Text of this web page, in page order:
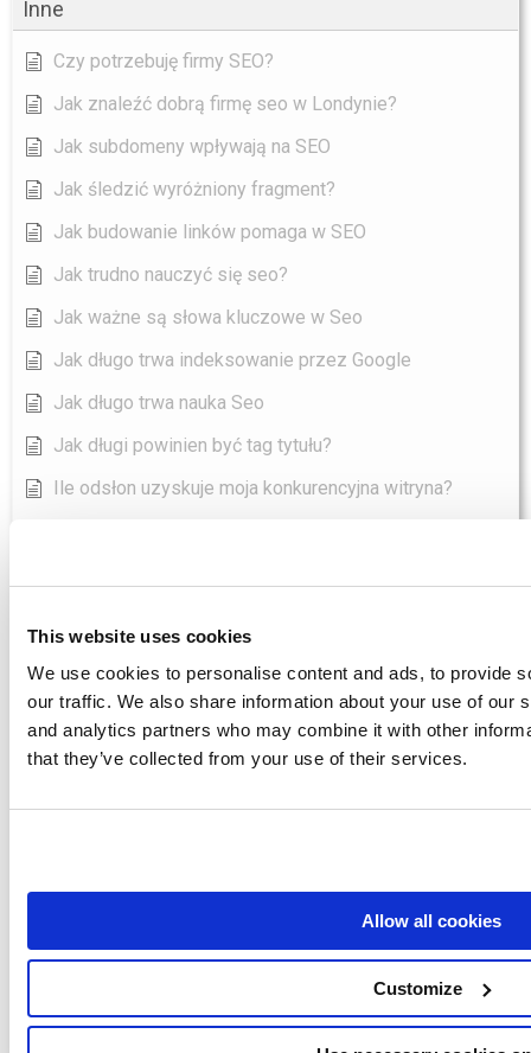
This website uses cookies
We use cookies to personalise content and ads, to provide
our traffic. We also share information about your use of our
and analytics partners who may combine it with other
that they’ve collected from your use of their services.
Allow all cookies
Customize
Inne
Czy potrzebuję firmy SEO?
Jak znaleźć dobrą firmę seo w Londynie?
Jak subdomeny wpływają na SEO
Jak śledzić wyróżniony fragment?
Jak budowanie linków pomaga w SEO
Jak trudno nauczyć się seo?
Jak ważne są słowa kluczowe w Seo
Jak długo trwa indeksowanie przez Google
Jak długo trwa nauka Seo
Jak długi powinien być tag tytułu?
Ile odsłon uzyskuje moja konkurencyjna witryna?
Pokaż wszystkie artykuły
( 96 )
SEO-Tools
Keyword Hero - Najlepsze narzędzie SEO Directoy
Labrika - Najlepsze narzędzie SEO Directoy
Longtail Ux - Najlepsze narzędzie SEO Directoy